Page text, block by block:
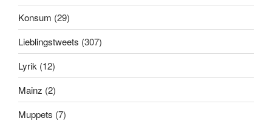
Konsum (29)
Lieblingstweets (307)
Lyrik (12)
Mainz (2)
Muppets (7)